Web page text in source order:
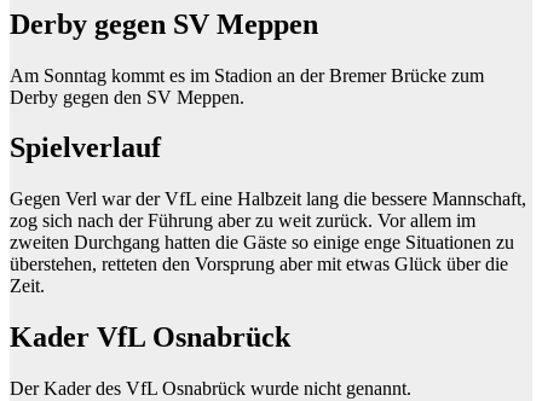
Derby gegen SV Meppen
Am Sonntag kommt es im Stadion an der Bremer Brücke zum
Derby gegen den SV Meppen.
Spielverlauf
Gegen Verl war der VfL eine Halbzeit lang die bessere Mannschaft,
zog sich nach der Führung aber zu weit zurück. Vor allem im
zweiten Durchgang hatten die Gäste so einige enge Situationen zu
überstehen, retteten den Vorsprung aber mit etwas Glück über die
Zeit.
Kader VfL Osnabrück
Der Kader des VfL Osnabrück wurde nicht genannt.